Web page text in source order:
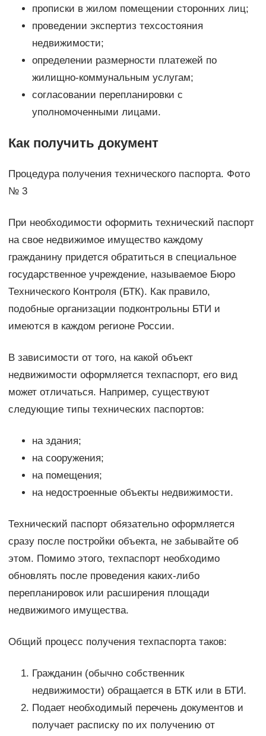
прописки в жилом помещении сторонних лиц;
проведении экспертиз техсостояния
недвижимости;
определении размерности платежей по
жилищно-коммунальным услугам;
согласовании перепланировки с
уполномоченными лицами.
Как получить документ
Процедура получения технического паспорта. Фото
№ 3
При необходимости оформить технический паспорт
на свое недвижимое имущество каждому
гражданину придется обратиться в специальное
государственное учреждение, называемое Бюро
Технического Контроля (БТК). Как правило,
подобные организации подконтрольны БТИ и
имеются в каждом регионе России.
В зависимости от того, на какой объект
недвижимости оформляется техпаспорт, его вид
может отличаться. Например, существуют
следующие типы технических паспортов:
на здания;
на сооружения;
на помещения;
на недостроенные объекты недвижимости.
Технический паспорт обязательно оформляется
сразу после постройки объекта, не забывайте об
этом. Помимо этого, техпаспорт необходимо
обновлять после проведения каких-либо
перепланировок или расширения площади
недвижимого имущества.
Общий процесс получения техпаспорта таков:
Гражданин (обычно собственник
недвижимости) обращается в БТК или в БТИ.
Подает необходимый перечень документов и
получает расписку по их получению от